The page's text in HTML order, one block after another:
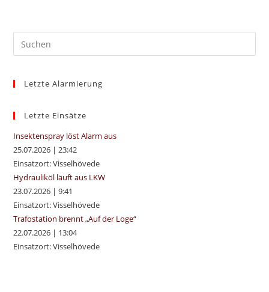
Letzte Alarmierung
Letzte Einsätze
Insektenspray löst Alarm aus
25.07.2026 |23:42
Einsatzort: Visselhövede
Hydrauliköl läuft aus LKW
23.07.2026 |9:41
Einsatzort: Visselhövede
Trafostation brennt „Auf der Loge“
22.07.2026 | 13:04
Einsatzort: Visselhövede